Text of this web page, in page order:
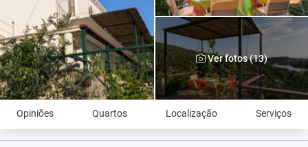
Ver fotos (13)
Opiniões Quartos Localização Serviços